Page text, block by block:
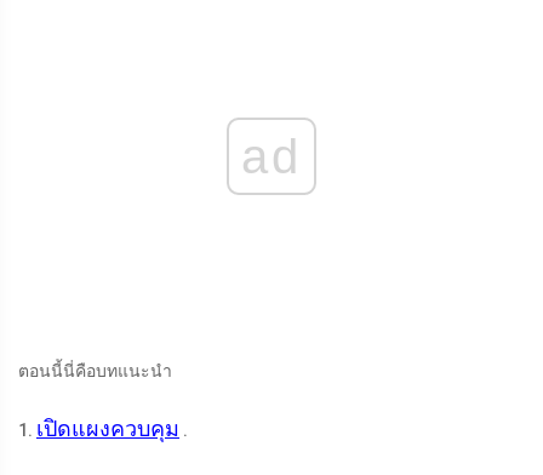
ad
ตอนนี้นี่คือบทแนะนำ
1. เปิดแผงควบคุม .